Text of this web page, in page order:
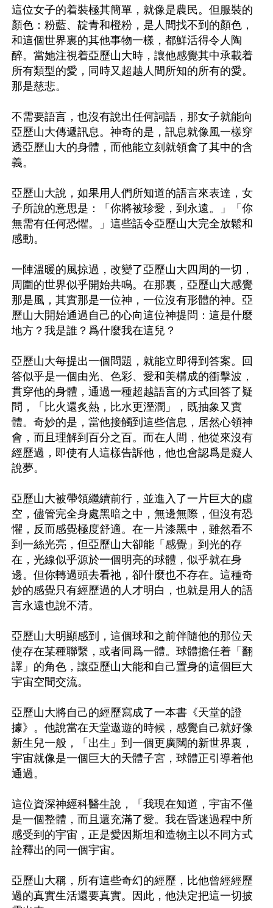
這位女子的着裝極其簡單，就像是農民。但服裝的
顏色：粉藍、靛青和橙粉，是人間找不到的顏色，
和這個世界裏的其他事物一樣，都鮮活得令人陶
醉。當她注視着亞歷山大時，讓他感覺其中承載着
所有類型的愛，同時又超越人間所知的所有的愛。
那是慈悲。
不需要語言，也沒有說出任何詞語，那女子就能向
亞歷山大傳遞訊息。神奇的是，訊息就像風一樣穿
透亞歷山大的身體，而他能立刻就領會了其中的含
義。
亞歷山大說，如果用人們所知道的語言來表達，女
子所說的意思是：「你將被珍愛，到永遠。」「你
無需有任何恐懼。」這些話令亞歷山大完全放鬆和
感動。
一陣溫暖的風掠過，改變了亞歷山大四周的一切，
周圍的世界似乎開始共鳴。在那裏，亞歷山大感覺
那是風，其實那是一位神，一位沒有形體的神。亞
歷山大開始通過自己的心向這位神提問：這是什麼
地方？我是誰？爲什麼我在這兒？
亞歷山大每提出一個問題，就能立即得到答案。回
答似乎是一個由光、色彩、愛和美構成的衝擊波，
貫穿他的身體，通過一種超越語言的方式回答了疑
問，「比火還炙熱，比水更溼潤」，既抽象又實
體。奇妙的是，當他接觸到這些信息，居然心領神
會，而且理解到百分之百。而在人間，他從來沒有
經歷過，即使有人這樣告訴他，他也會認爲是癡人
說夢。
亞歷山大被帶領繼續前行，並進入了一片巨大的虛
空，儘管完全身處黑暗之中，無邊無際，但沒有恐
懼，反而感覺極度舒適。在一片漆黑中，雖然看不
到一絲光亮，但亞歷山大卻能「感覺」到光的存
在，光線似乎源於一個明亮的球體，似乎就在身
邊。但你轉過頭去看祂，卻什麼也不存在。這種奇
妙的感覺只有經歷過的人才明白，也就是用人的語
言永遠也說不清。
亞歷山大明顯感到，這個球和之前伴隨他的那位天
使存在某種聯繫，或者同爲一體。球體擔任着「翻
譯」的角色，讓亞歷山大能和自己置身的這個巨大
宇宙空間交流。
亞歷山大將自己的經歷寫成了一本書《天堂的證
據》。他說當在天堂遨遊的時候，感覺自己就好像
新生兒一般，「出生」到一個更廣闊的新世界裏，
宇宙就像是一個巨大的天體子宮，球體正引導着他
通過。
這位資深神經科醫生說，「我現在知道，宇宙不僅
是一個整體，而且還充滿了愛。我在昏迷過程中所
感受到的宇宙，正是愛因斯坦和造物主以不同方式
詮釋出的同一個宇宙。
亞歷山大稱，所有這些奇幻的經歷，比他曾經經歷
過的真實生活還要真實。因此，他決定把這一切披